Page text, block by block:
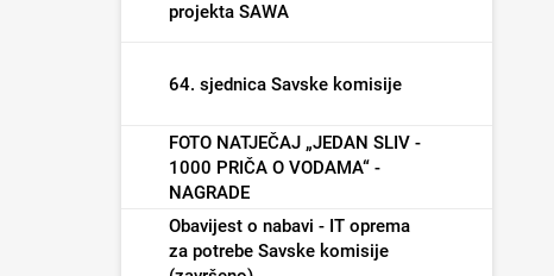
projekta SAWA
64. sjednica Savske komisije
FOTO NATJEČAJ „JEDAN SLIV -
1000 PRIČA O VODAMA“ -
NAGRADE
Obavijest o nabavi - IT oprema
za potrebe Savske komisije